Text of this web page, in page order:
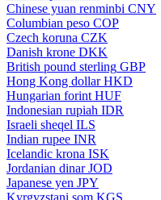
Chinese yuan renminbi CNY
Columbian peso COP
Czech koruna CZK
Danish krone DKK
British pound sterling GBP
Hong Kong dollar HKD
Hungarian forint HUF
Indonesian rupiah IDR
Israeli sheqel ILS
Indian rupee INR
Icelandic krona ISK
Jordanian dinar JOD
Japanese yen JPY